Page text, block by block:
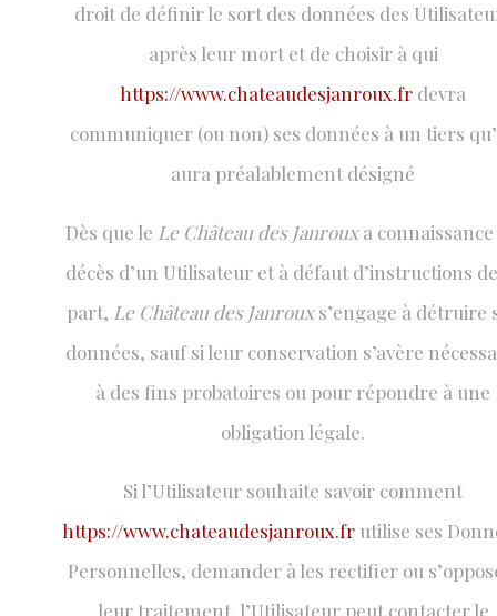
droit de définir le sort des données des
après leur mort et de choisir à qui
https://www.chateaudesjanroux.fr devra
communiquer (ou non) ses données à un tiers
aura préalablement désigné
Dès que le Le Château des Janrouxa
décès d’un Utilisateur et à défaut d’instructions
part, Le Château des Janrouxs’engage à détruire
données, sauf si leur conservation s’avère
à des fins probatoires ou pour répondre à une
obligation légale.
Si l’Utilisateur souhaite savoir comment
https://www.chateaudesjanroux.fr utilise ses
Personnelles, demander à les rectifier ou
leur traitement, l’Utilisateur peut contacter le